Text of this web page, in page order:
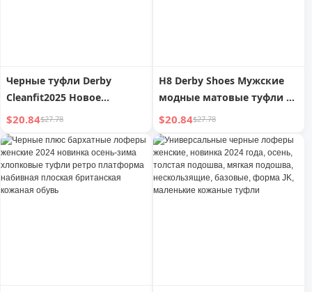
Черные туфли Derby
Cleanfit2025 Новое
поступление
Повседневные мужские
туфли для увеличения
роста на толстой подошве
с большой головой,
кожаные туфли для
$20.84$27.78
H8 Derby Shoes Мужские
модные матовые туфли на
толстой подошве,
увеличивающие рост,
Cleanfit с круглым носком,
черные мужские
классические кожаные
туфли
$20.84$27.78